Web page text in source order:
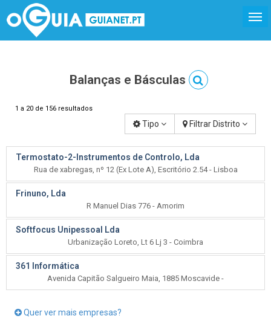
Balanças e Básculas
1 a 20 de 156 resultados
Tipo Filtrar Distrito
Termostato-2-Instrumentos de Controlo, Lda
Rua de xabregas, nº 12 (Ex Lote A), Escritório 2.54 - Lisboa
Frinuno, Lda
R Manuel Dias 776 - Amorim
Softfocus Unipessoal Lda
Urbanização Loreto, Lt 6 Lj 3 - Coimbra
361 Informática
Avenida Capitão Salgueiro Maia, 1885 Moscavide -
Quer ver mais empresas?